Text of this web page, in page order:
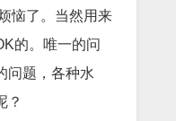
恼了。当然用来
的。唯一的问
问题，各种水
？